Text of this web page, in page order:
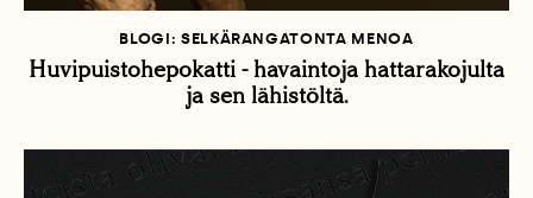
BLOGI: SELKÄRANGATONTA MENOA
Huvipuistohepokatti - havaintoja hattarakojulta
ja sen lähistöltä.